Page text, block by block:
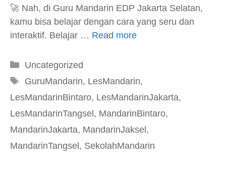
🚀 Nah, di Guru Mandarin EDP Jakarta Selatan,
kamu bisa belajar dengan cara yang seru dan
interaktif. Belajar … Read more
Kategori
Uncategorized
Tag
GuruMandarin, LesMandarin,
LesMandarinBintaro, LesMandarinJakarta,
LesMandarinTangsel, MandarinBintaro,
MandarinJakarta, MandarinJaksel,
MandarinTangsel, SekolahMandarin